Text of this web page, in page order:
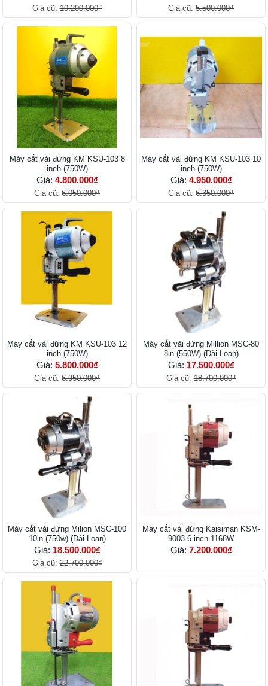
Giá cũ:10.200.000₫ Giá cũ: 5.500.000₫
Máy cắt vải đứng KM KSU-103 8
inch (750W)
Giá: 4.800.000₫
Giá cũ: 6.050.000₫
Máy cắt vải đứng KM KSU-103 10
inch (750W)
Giá: 4.950.000₫
Giá cũ: 6.350.000₫
Máy cắt vải đứng KM KSU-103 12
inch (750W)
Giá: 5.800.000₫
Giá cũ: 6.950.000₫
Máy cắt vải đứng Million MSC-80
8in (550W) (Đài Loan)
Giá: 17.500.000₫
Giá cũ:18.700.000₫
Máy cắt vải đứng Milion MSC-100
10in (750w) (Đài Loan)
Giá: 18.500.000₫
Giá cũ:22.700.000₫
Máy cắt vải đứng Kaisiman KSM-
9003 6 inch 1168W
Giá: 7.200.000₫